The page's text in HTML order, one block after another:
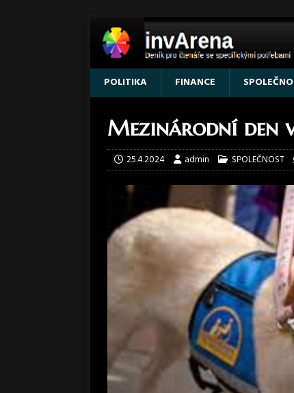
POLITIKA FINANCE
Mezinárodní den
25.4.2024 admin SPOLEČNOST